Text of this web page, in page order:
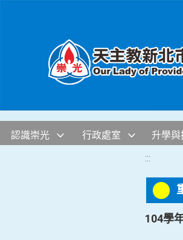
認識崇光 行政處室 升學與
:::
104學